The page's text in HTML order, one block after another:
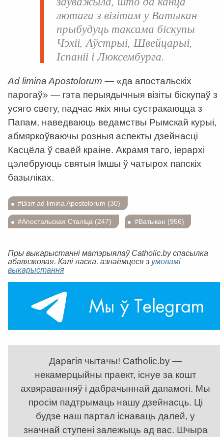
лютага з візітам у Ватыкан
прыбудуць таксама біскупы
Чэхіі, Аўстрыі, Швейцарыі,
Іспаніі і Люксембурга.
Ad limina Apostolorum — «да апостальскіх
парогаў» — гэта перыядычныя візіты біскупаў з
усяго свету, падчас якіх яны сустракаюцца з
Папам, наведваюць ведамствы Рымскай курыі,
абмяркоўваючы розныя аспекты дзейнасці
Касцёла ў сваёй краіне. Акрамя таго, іерархі
цэлебруюць святыя Імшы ў чатырох папскіх
базыліках.
#Візіт ad limina Apostolorum (30)
#Апостальская Сталіца (247) #Ватыкан (956)
Пры выкарыстанні матэрыялаў Catholic.by спасылка
абавязковая. Калі ласка, азнаёмцеся з умовамі
выкарыстання
Дарагія чытачы! Catholic.by —
некамерцыйны праект, існуе за кошт
ахвяраванняў і дабрачыннай дапамогі. Мы
просім падтрымаць нашу дзейнасць. Ці
будзе наш партал існаваць далей, у
значнай ступені залежыць ад вас. Шчыра